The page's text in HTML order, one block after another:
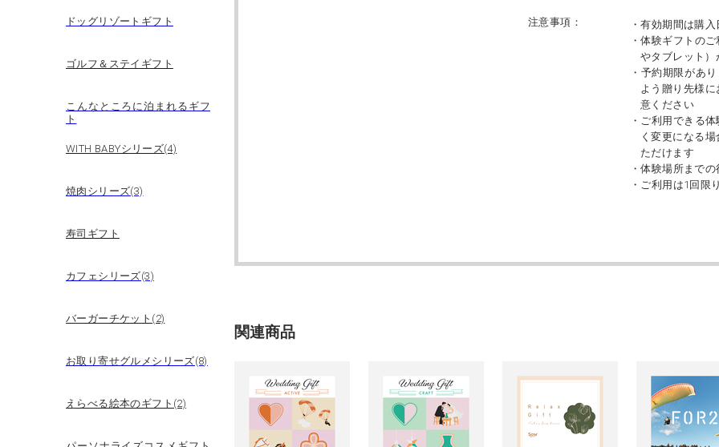
ドッグリゾートギフト
ゴルフ＆ステイギフト
こんなところに泊まれるギフ
ト
WITH BABYシリーズ(4)
焼肉シリーズ(3)
寿司ギフト
カフェシリーズ(3)
バーガーチケット(2)
お取り寄せグルメシリーズ(8)
えらべる絵本のギフト(2)
注意事項：
・有効期間は購
・体験ギフトの
やタブレット）
・予約期限があ
よう贈り先様
意ください
・ご利用できる
く変更になる
ただけます
・体験場所まで
・ご利用は1回限
関連商品